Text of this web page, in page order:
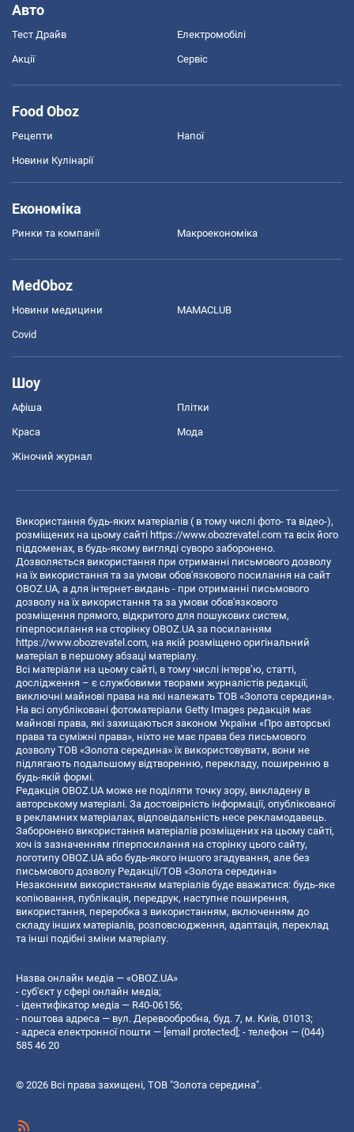
Авто
Тест Драйв Електромобілі
Акції Сервіс
Food Oboz
Рецепти Напої
Новини Кулінарії
Економіка
Ринки та компанії Макроекономіка
MedOboz
Новини медицини MAMACLUB
Covid
Шоу
Афіша Плітки
Краса Мода
Жіночий журнал
Використання будь-яких матеріалів ( в тому числі фото- та відео-),
розміщених на цьому сайті https://www.obozrevatel.com та всіх його
піддоменах, в будь-якому вигляді суворо заборонено.
Дозволяється використання при отриманні письмового дозволу
на їх використання та за умови обов'язкового посилання на сайт
OBOZ.UA, а для інтернет-видань - при отриманні письмового
дозволу на їх використання та за умови обов'язкового
розміщення прямого, відкритого для пошукових систем,
гіперпосилання на сторінку OBOZ.UA за посиланням
https://www.obozrevatel.com, на якій розміщено оригінальний
матеріал в першому абзаці матеріалу.
Всі матеріали на цьому сайті, в тому числі інтерв’ю, статті,
дослідження – є службовими творами журналістів редакції,
виключні майнові права на які належать ТОВ «Золота середина».
На всі опубліковані фотоматеріали Getty Images редакція має
майнові права, які захищаються законом України «Про авторські
права та суміжні права», ніхто не має права без письмового
дозволу ТОВ «Золота середина» їх використовувати, вони не
підлягають подальшому відтворенню, перекладу, поширенню в
будь-якій формі.
Редакція OBOZ.UA може не поділяти точку зору, викладену в
авторському матеріалі. За достовірність інформації, опублікованої
в рекламних матеріалах, відповідальність несе рекламодавець.
Заборонено використання матеріалів розміщених на цьому сайті,
хоч із зазначенням гіперпосилання на сторінку цього сайту,
логотипу OBOZ.UA або будь-якого іншого згадування, але без
письмового дозволу Редакції/ТОВ «Золота середина»
Незаконним використанням матеріалів буде вважатися: будь-яке
копiювання, публiкацiя, передрук, наступне поширення,
використання, переробка з використанням, включенням до
складу інших матеріалів, розповсюдження, адаптація, переклад
та інші подібні зміни матеріалу.
Назва онлайн медіа — «OBOZ.UA»
- суб'єкт у сфері онлайн медіа;
- ідентифікатор медіа — R40-06156;
- поштова адреса — вул. Деревообробна, буд. 7, м. Київ, 01013;
- адреса електронної пошти — [email protected]; - телефон — (044)
585 46 20
© 2026 Всі права захищені, ТОВ "Золота середина".